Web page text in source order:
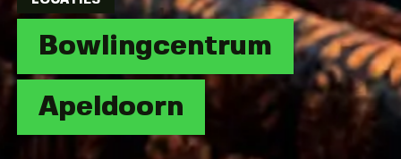
Bowlingcentrum
Apeldoorn